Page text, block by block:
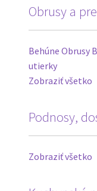
Obrusy a
Behúne Obrusy
utierky
Zobraziť všetko
Podnosy,
Zobraziť všetko